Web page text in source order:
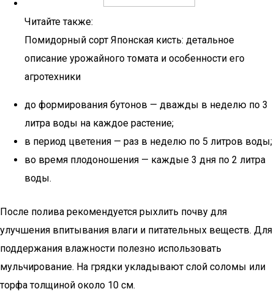
Читайте также:
Помидорный сорт Японская кисть: детальное
описание урожайного томата и особенности его
агротехники
до формирования бутонов — дважды в неделю по 3
литра воды на каждое растение;
в период цветения — раз в неделю по 5 литров воды;
во время плодоношения — каждые 3 дня по 2 литра
воды.
После полива рекомендуется рыхлить почву для
улучшения впитывания влаги и питательных веществ. Для
поддержания влажности полезно использовать
мульчирование. На грядки укладывают слой соломы или
торфа толщиной около 10 см.